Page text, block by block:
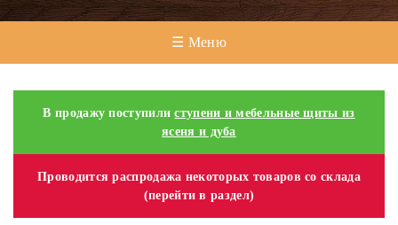
☰ Меню
В продажу поступилиступени и мебельные щиты из
ясеня и дуба
Проводится распродажа некоторых товаров со склада
(перейти в раздел)